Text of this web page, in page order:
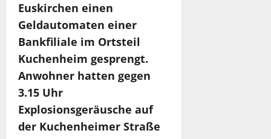
Euskirchen einen
Geldautomaten einer
Bankfiliale im Ortsteil
Kuchenheim gesprengt.
Anwohner hatten gegen
3.15 Uhr
Explosionsgeräusche auf
der Kuchenheimer Straße